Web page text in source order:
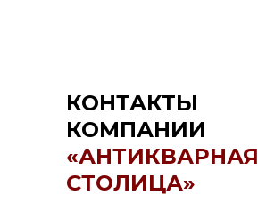
КОНТАКТЫ
КОМПАНИИ
«АНТИКВАРНАЯ
СТОЛИЦА»